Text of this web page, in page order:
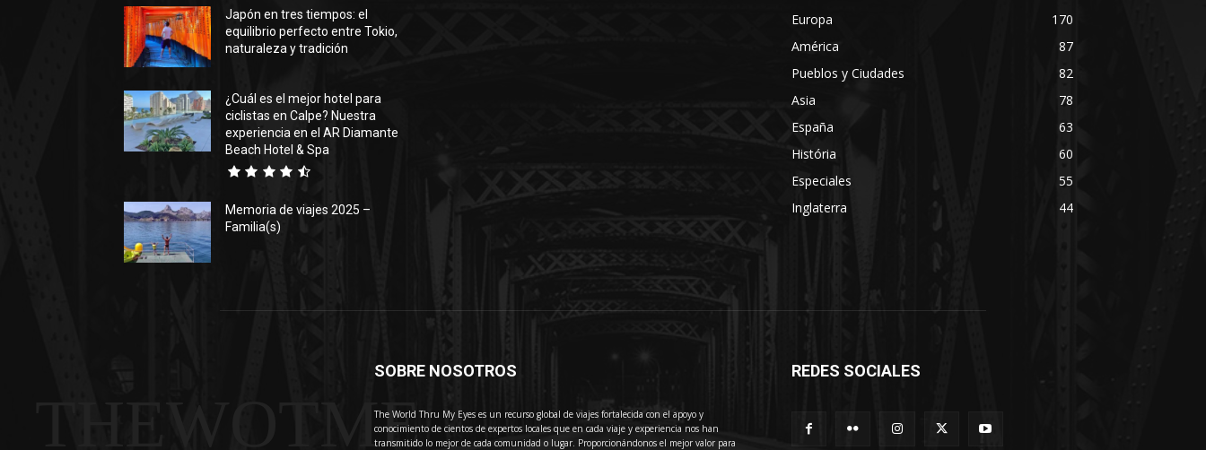
Japón en tres tiempos: el
equilibrio perfecto entre Tokio,
naturaleza y tradición
¿Cuál es el mejor hotel para
ciclistas en Calpe? Nuestra
experiencia en el AR Diamante
Beach Hotel & Spa
Memoria de viajes 2025 –
Familia(s)
Europa
170
América
87
Pueblos y Ciudades
82
Asia
78
España
63
História
60
Especiales
55
Inglaterra
44
THEWOTME
SOBRE NOSOTROS
The World Thru My Eyes es un recurso global de viajes fortalecida con el apoyo y
conocimiento de cientos de expertos locales que en cada viaje y experiencia nos han
transmitido lo mejor de cada comunidad o lugar. Proporcionándonos el mejor valor para
REDES SOCIALES